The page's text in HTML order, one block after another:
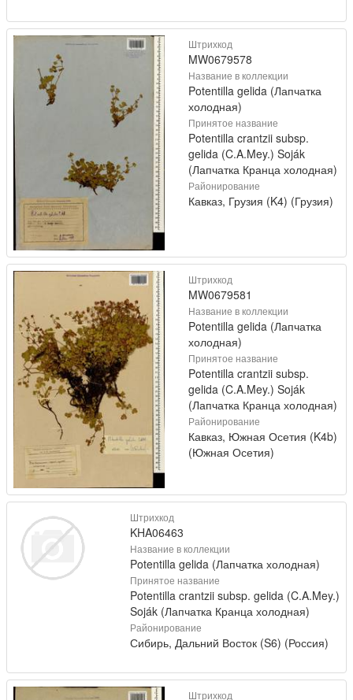
Штрихкод
MW0679578
Название в коллекции
Potentilla gelida (Лапчатка
холодная)
Принятое название
Potentilla crantzii subsp.
gelida (C.A.Mey.) Soják
(Лапчатка Кранца холодная)
Районирование
Кавказ, Грузия (K4) (Грузия)
Штрихкод
MW0679581
Название в коллекции
Potentilla gelida (Лапчатка
холодная)
Принятое название
Potentilla crantzii subsp.
gelida (C.A.Mey.) Soják
(Лапчатка Кранца холодная)
Районирование
Кавказ, Южная Осетия (K4b)
(Южная Осетия)
Штрихкод
KHA06463
Название в коллекции
Potentilla gelida (Лапчатка холодная)
Принятое название
Potentilla crantzii subsp. gelida (C.A.Mey.)
Soják (Лапчатка Кранца холодная)
Районирование
Сибирь, Дальний Восток (S6) (Россия)
Штрихкод